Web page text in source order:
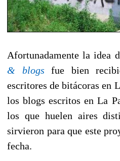
Afortunadamente la idea
& blogs  fue bien
escritores de bitácoras en
los blogs escritos en La
los que huelen aires
sirvieron para que este
fecha.